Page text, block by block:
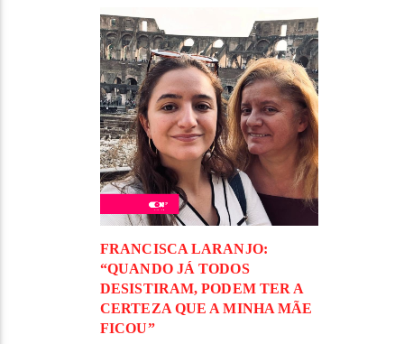
FRANCISCA LARANJO:
“QUANDO JÁ TODOS
DESISTIRAM, PODEM TER A
CERTEZA QUE A MINHA MÃE
FICOU”